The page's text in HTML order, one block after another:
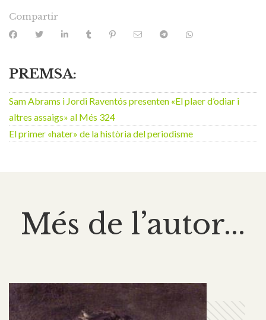
Compartir
PREMSA:
Sam Abrams i Jordi Raventós presenten «El plaer d’odiar i
altres assaigs» al Més 324
El primer «hater» de la història del periodisme
Més de l’autor...